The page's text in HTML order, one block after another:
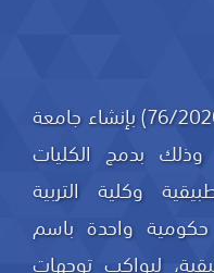
جاء المرسوم السلطاني رقم (76/2020) بإنشاء جامعة
وذلك بدمج الكليات
وكلية التربية
واحدة باسم
ليواكب توجهات